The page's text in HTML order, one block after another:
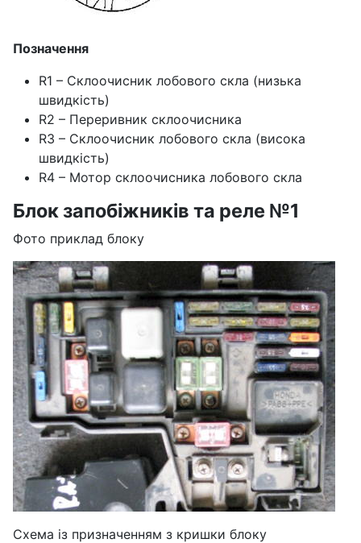
Позначення
R1 – Склоочисник лобового скла (низька
швидкість)
R2 – Переривник склоочисника
R3 – Склоочисник лобового скла (висока
швидкість)
R4 – Мотор склоочисника лобового скла
Блок запобіжників та реле №1
Фото приклад блоку
Схема із призначенням з кришки блоку